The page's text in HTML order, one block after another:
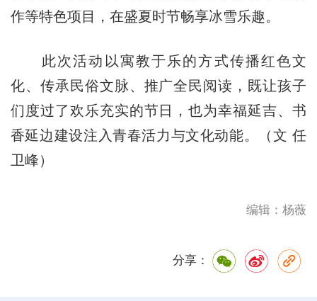
作等特色项目，在盛夏时节畅享冰雪乐趣。
此次活动以寓教于乐的方式传播红色文
化、传承民俗文脉、推广全民阅读，既让孩子
们度过了欢乐充实的节日，也为幸福延吉、书
香延边建设注入青春活力与文化动能。（文 任
卫峰）
编辑：杨薇
分享：